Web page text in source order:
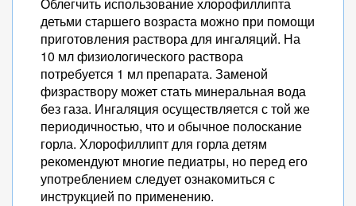
детьми старшего возраста можно при помощи
приготовления раствора для ингаляций. На
10 мл физиологического раствора
потребуется 1 мл препарата. Заменой
физраствору может стать минеральная вода
без газа. Ингаляция осуществляется с той же
периодичностью, что и обычное полоскание
горла. Хлорофиллипт для горла детям
рекомендуют многие педиатры, но перед его
употреблением следует ознакомиться с
инструкцией по применению.